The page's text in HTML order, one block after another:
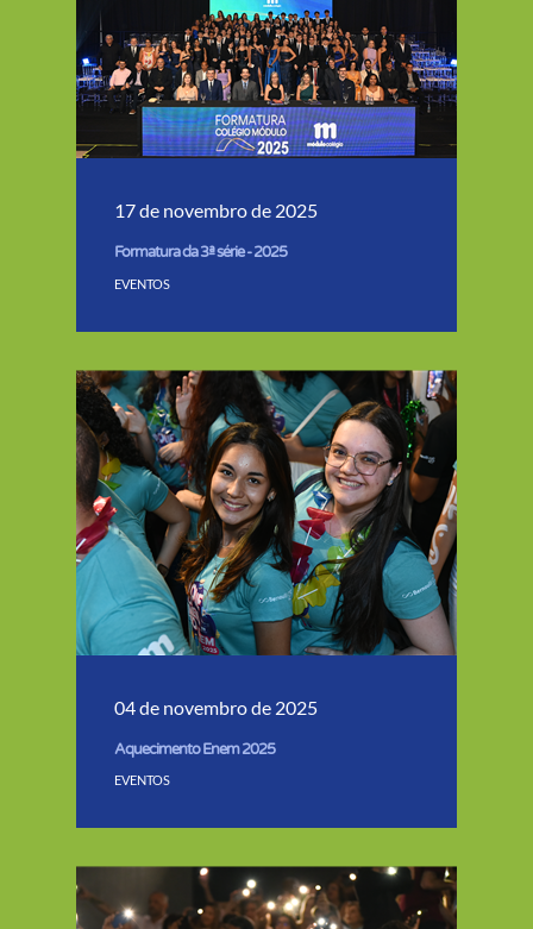
17 de novembro de 2025
Formatura da 3ª série - 2025
EVENTOS
04 de novembro de 2025
Aquecimento Enem 2025
EVENTOS